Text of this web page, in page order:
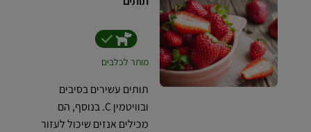
מותר לכלבים
תותים עשירים בסיבים
ובוויטמין C. בנוסף, הם
מכילים אנזים שיכול לעזור